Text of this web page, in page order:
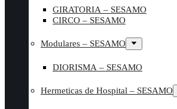
GIRATORIA – SESAMO
CIRCO – SESAMO
Modulares – SESAMO
DIORISMA – SESAMO
Hermeticas de Hospital – SESAMO